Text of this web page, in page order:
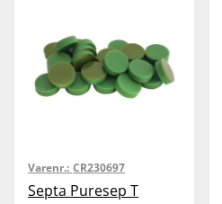
Varenr.: CR230697
Septa Puresep T